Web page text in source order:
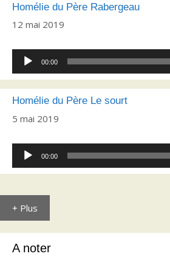
Homélie du Père Rabergeau
12 mai 2019
Lecteur
audio
00:00
Homélie du Père Le sourt
5 mai 2019
Lecteur
audio
00:00
+ Plus
A noter